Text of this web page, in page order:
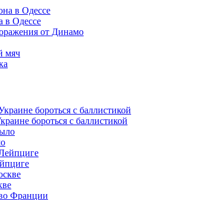
в Одессе
от Динамо
мяч
бороться с баллистикой